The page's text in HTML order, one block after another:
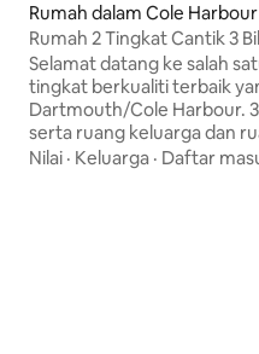
Rumah dalam Cole Harbour
Rumah 2 Tingkat Cantik 3
Rehat + Bilik Keluarga
Selamat datang ke salah
tingkat berkualiti terbaik
Dartmouth/Cole Harbour.
serta ruang keluarga dan
Dapur lengkap berkualiti
Nilai · Keluarga · Daftar